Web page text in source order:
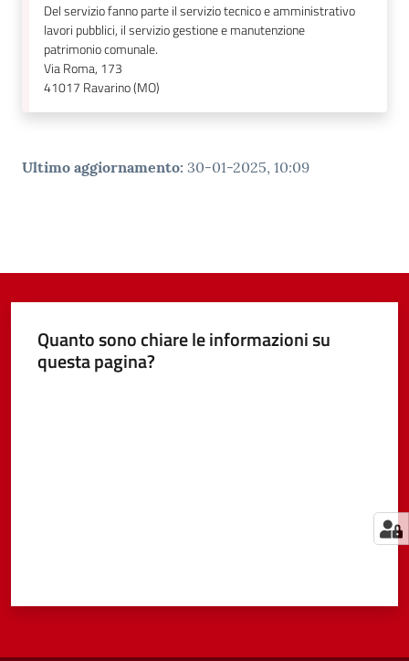
Del servizio fanno parte il servizio tecnico e amministrativo
lavori pubblici, il servizio gestione e manutenzione
patrimonio comunale.
Via Roma, 173
41017 Ravarino (MO)
Ultimo aggiornamento: 30-01-2025, 10:09
Quanto sono chiare le informazioni su
questa pagina?